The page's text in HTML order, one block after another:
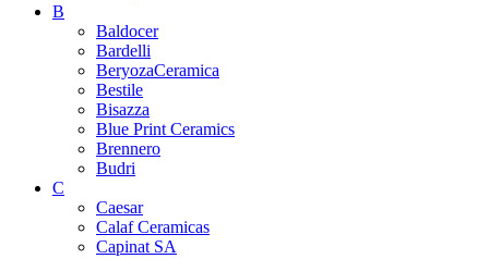
B
Baldocer
Bardelli
BeryozaCeramica
Bestile
Bisazza
Blue Print Ceramics
Brennero
Budri
C
Caesar
Calaf Ceramicas
Capinat SA